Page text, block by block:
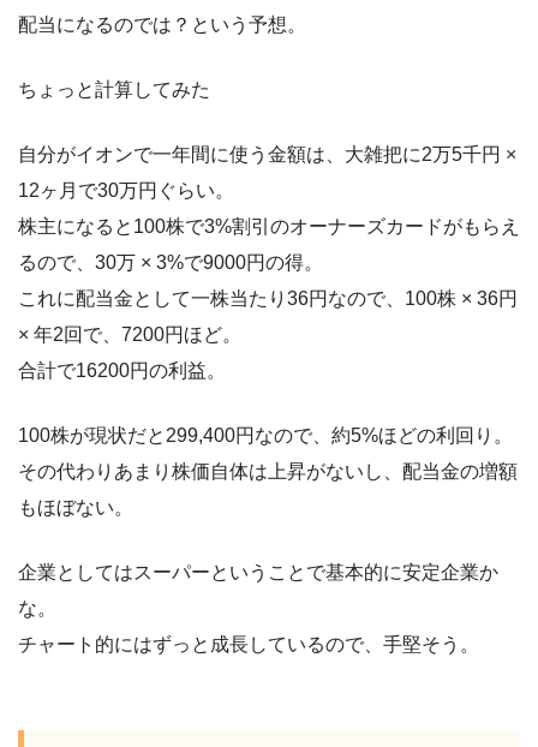
配当になるのでは？という予想。
ちょっと計算してみた
自分がイオンで一年間に使う金額は、大雑把に2万5千円 ×
12ヶ月で30万円ぐらい。
株主になると100株で3%割引のオーナーズカードがもらえ
るので、30万 × 3%で9000円の得。
これに配当金として一株当たり36円なので、100株 × 36円
× 年2回で、7200円ほど。
合計で16200円の利益。
100株が現状だと299,400円なので、約5%ほどの利回り。
その代わりあまり株価自体は上昇がないし、配当金の増額
もほぼない。
企業としてはスーパーということで基本的に安定企業か
な。
チャート的にはずっと成長しているので、手堅そう。